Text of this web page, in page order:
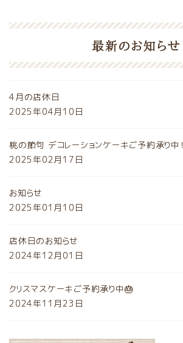
最新のお知らせ
4月の店休日
2025年04月10日
桃の節句 デコレーションケーキご予約承り中！
2025年02月17日
お知らせ
2025年01月10日
店休日のお知らせ
2024年12月01日
クリスマスケーキご予約承り中🎂
2024年11月23日